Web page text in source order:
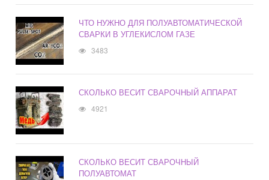
ЧТО НУЖНО ДЛЯ ПОЛУАВТОМАТИЧЕСКОЙ
СВАРКИ В УГЛЕКИСЛОМ ГАЗЕ
3483
СКОЛЬКО ВЕСИТ СВАРОЧНЫЙ АППАРАТ
4921
СКОЛЬКО ВЕСИТ СВАРОЧНЫЙ
ПОЛУАВТОМАТ